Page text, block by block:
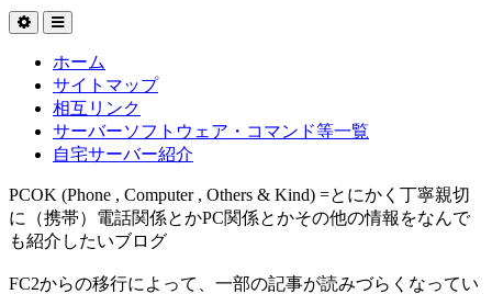
ホーム
サイトマップ
相互リンク
サーバーソフトウェア・コマンド等一覧
自宅サーバー紹介
PCOK (Phone , Computer , Others & Kind) =とにかく丁寧親切
に（携帯）電話関係とかPC関係とかその他の情報をなんで
も紹介したいブログ
FC2からの移行によって、一部の記事が読みづらくなってい